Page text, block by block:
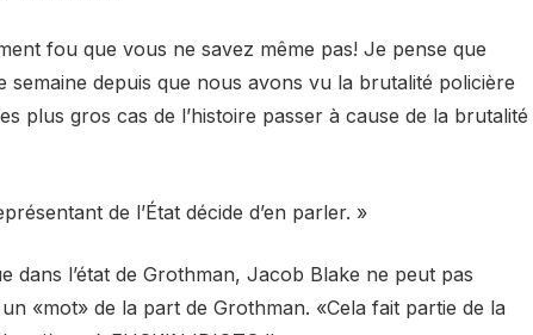
fou que vous ne savez même pas! Je pense que
depuis que nous avons vu la brutalité policière
plus gros cas de l’histoire passer à cause de la brutalité
de l’État décide d’en parler. »
dans l’état de Grothman, Jacob Blake ne peut pas
«mot» de la part de Grothman. «Cela fait partie de la